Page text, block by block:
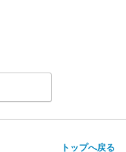
トップへ戻る